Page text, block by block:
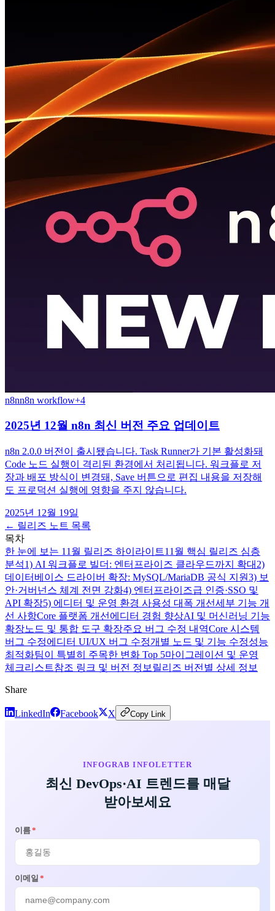
n8nn8n workflow+4
2025년 12월 n8n 최신 버전 주요 업데이트
n8n 2.0.0 버전이 출시됐습니다. Task Runner가 기본 활성화돼
Code 노드 실행이 격리된 환경에서 처리됩니다. 워크플로 저
장과 배포 방식이 변경돼, Save 버튼으로 편집 내용을 저장해
도 프로덕션 실행에 영향을 주지 않습니다.
2025년 12월 19일
← 릴리즈 노트 목록
목차
한 눈에 보는 11월 릴리즈 하이라이트11월 핵심 릴리즈 심층
분석1) AI 워크플로 빌더: 엔터프라이즈 클라우드까지 확대 2)
데이터베이스 드라이버 확장: MySQL/MariaDB 공식 지원3) 보
안·거버넌스 체계 전면 강화4) 엔터프라이즈급 인증·SSO 및
API 확장5) 에디터 및 운영 환경 사용성 대폭 개선세부 기능 개
선 사항Core 플랫폼 개선 에디터 경험 향상AI 및 머신러닝 기능
확장노드 및 통합 도구 확장주요 버그 수정 내역Core 시스템
버그 수정에디터 UI/UX 버그 수정개별 노드 및 기능 수정성능
최적화팀이 특별히 주목한 변화 Top 5마이그레이션 및 운영
체크리스트참조 링크 및 버전 정보 릴리즈 버전별 상세 정보
Share
LinkedIn Facebook X Copy Link
INFOGRAB INFOLETTER
최신 DevOps·AI 트렌드를 매달
받아보세요
이름*
이메일 *